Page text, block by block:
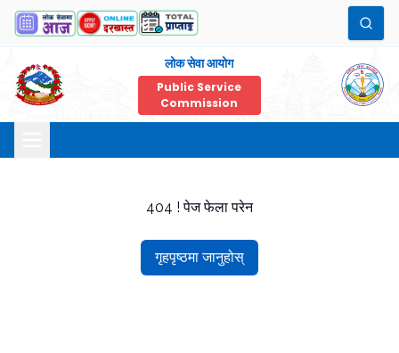
लोक सेवा आयोग
Public Service
Commission
404 ! पेज फेला परेन
गृहपृष्ठमा जानुहोस्